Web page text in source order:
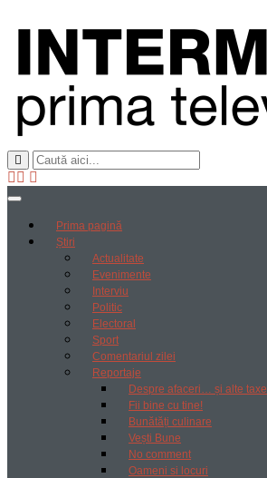
Prima pagină
Știri
Actualitate
Evenimente
Interviu
Politic
Electoral
Sport
Comentariul zilei
Reportaje
Despre afaceri… și alte taxe
Fii bine cu tine!
Bunătăți culinare
Vești Bune
No comment
Oameni si locuri